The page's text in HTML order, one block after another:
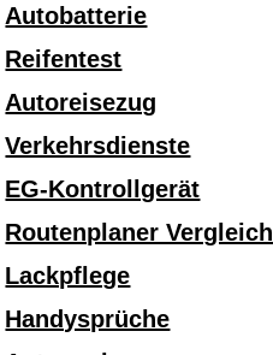
Autobatterie
Reifentest
Autoreisezug
Verkehrsdienste
EG-Kontrollgerät
Routenplaner Vergleich
Lackpflege
Handysprüche